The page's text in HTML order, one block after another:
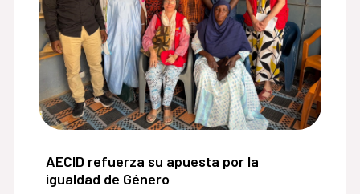
la humanidad desde la cultura africana:
AECID refuerza su apuesta por la igualdad de
AECID refuerza su apuesta por la
igualdad de Género